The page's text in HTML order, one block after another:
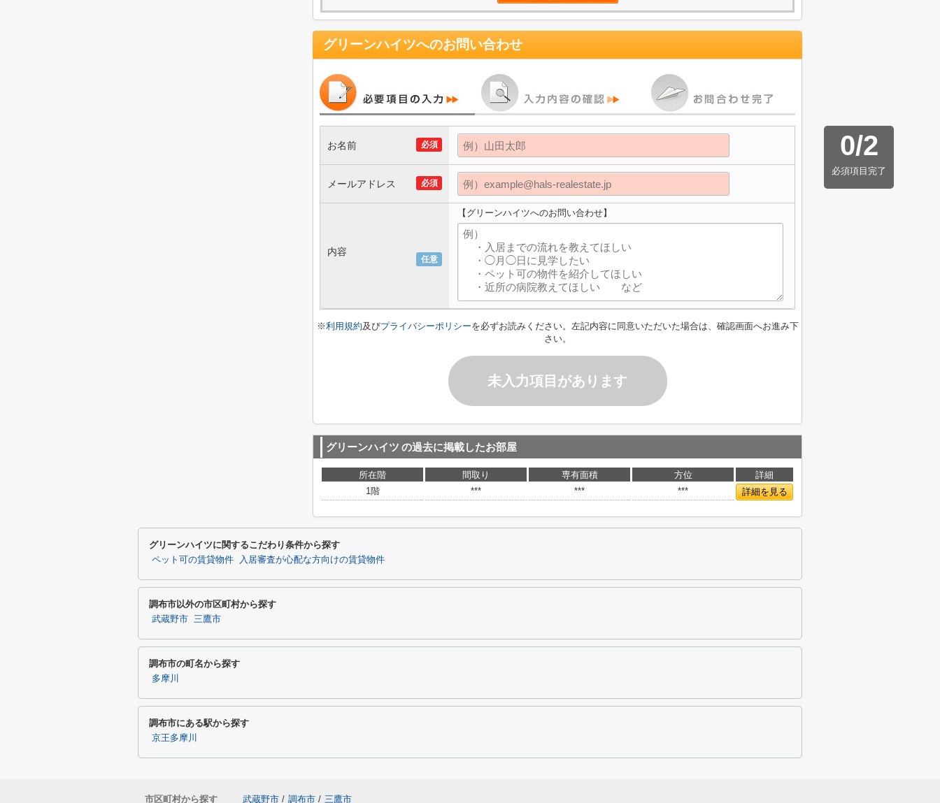
グリーンハイツへのお問い合わせ
0/2
必須項目完了
必須
お名前
必須
メールアドレス
任意
内容
【グリーンハイツへのお問い合わせ】
※利用規約及びプライバシーポリシーを必ずお読みください。左記内容に同意いただいた場合は、確認画面へお進み下
さい。
未入力項目があります
グリーンハイツ の過去に掲載したお部屋
所在階 間取り 専有面積 方位
詳細
1階
*** *** *** 詳細を見る
グリーンハイツに関するこだわり条件から探す
ペット可の賃貸物件 入居審査が心配な方向けの賃貸物件
調布市以外の市区町村から探す
武蔵野市 三鷹市
調布市の町名から探す
多摩川
調布市にある駅から探す
京王多摩川
市区町村から探す 武蔵野市 / 調布市 / 三鷹市